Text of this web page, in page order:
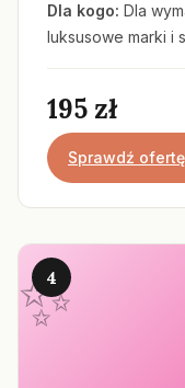
Dla kogo: Dla
luksusowe marki i
195 zł
Sprawdź
4